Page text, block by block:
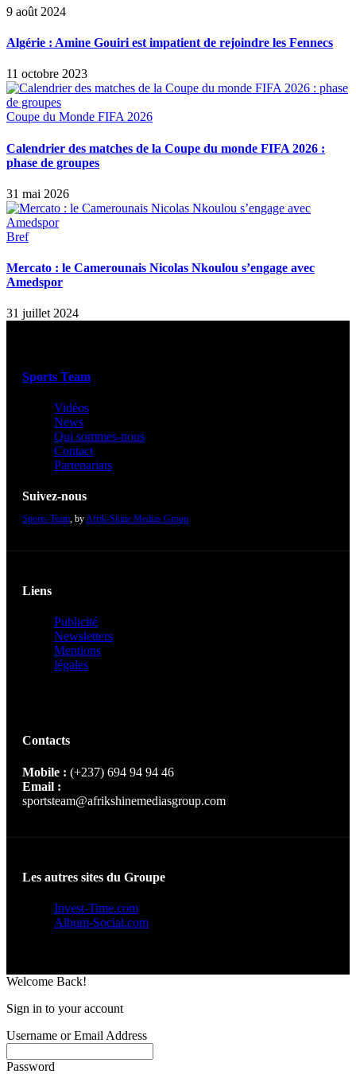
9 août 2024
Algérie : Amine Gouiri est impatient de rejoindre les Fennecs
11 octobre 2023
Coupe du Monde FIFA 2026
Calendrier des matches de la Coupe du monde FIFA 2026 :
phase de groupes
31 mai 2026
Bref
Mercato : le Camerounais Nicolas Nkoulou s’engage avec
Amedspor
31 juillet 2024
Sports Team
Vidéos
News
Qui sommes-nous
Contact
Partenariats
Suivez-nous
Sports-Team , by Afrik-Shine Medias Group
Liens
Publicité
Newsletters
Mentions
légales
Contacts
Mobile : (+237) 694 94 94 46
Email :
sportsteam@afrikshinemediasgroup.com
Les autres sites du Groupe
Invest-Time.com
Album-Social.com
Welcome Back!
Sign in to your account
Username or Email Address
Password